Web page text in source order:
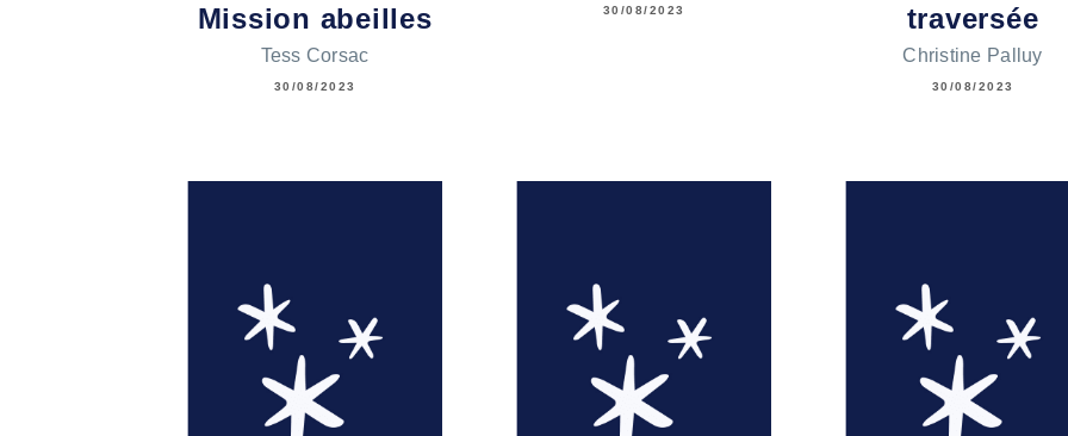
Mission abeilles
Tess Corsac
30/08/2023
30/08/2023
traversée
Christine Palluy
30/08/2023